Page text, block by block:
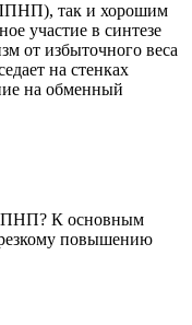
так и хорошим
участие в синтезе
от избыточного веса
на стенках
на обменный
К основным
повышению